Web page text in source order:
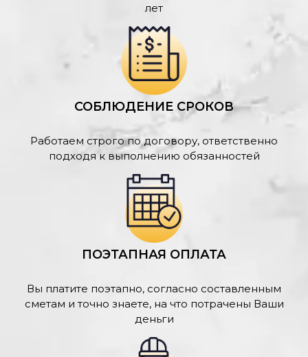
лет
СОБЛЮДЕНИЕ СРОКОВ
Работаем строго по договору, ответственно
подходя к выполнению обязанностей
ПОЭТАПНАЯ ОПЛАТА
Вы платите поэтапно, согласно составленным
сметам и точно знаете, на что потрачены Ваши
деньги